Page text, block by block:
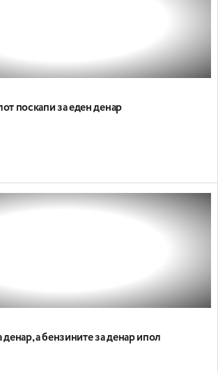
поскапи за еден денар
а бензините за денар ипол